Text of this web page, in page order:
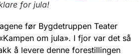
for jula!
før Bygdetruppen Teater
om jula». I fjor var det så
å levere denne forestillingen